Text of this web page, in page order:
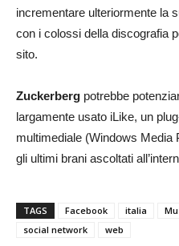
incrementare ulteriormente la
con i colossi della discografia
sito.
Zuckerberg potrebbe
largamente usato iLike, un
multimediale (Windows
gli ultimi brani ascoltati
TAGS Facebook italia
social network
web